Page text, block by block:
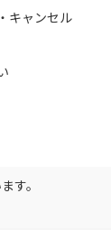
キャンセル
す。